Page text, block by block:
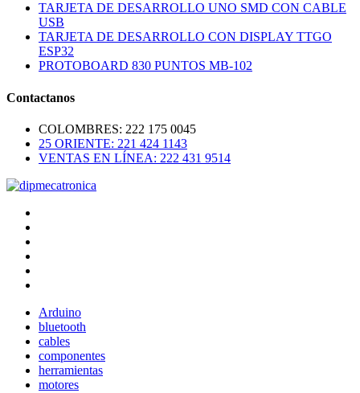
TARJETA DE DESARROLLO UNO SMD CON CABLE
USB
TARJETA DE DESARROLLO CON DISPLAY TTGO
ESP32
PROTOBOARD 830 PUNTOS MB-102
Contactanos
COLOMBRES: 222 175 0045
25 ORIENTE: 221 424 1143
VENTAS EN LÍNEA: 222 431 9514
Arduino
bluetooth
cables
componentes
herramientas
motores